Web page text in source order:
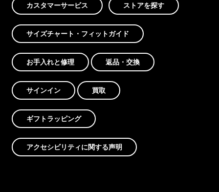
カスタマーサービス ストアを探す
サイズチャート・フィットガイド
お手入れと修理 返品・交換
サインイン 買取
ギフトラッピング
アクセシビリティに関する声明